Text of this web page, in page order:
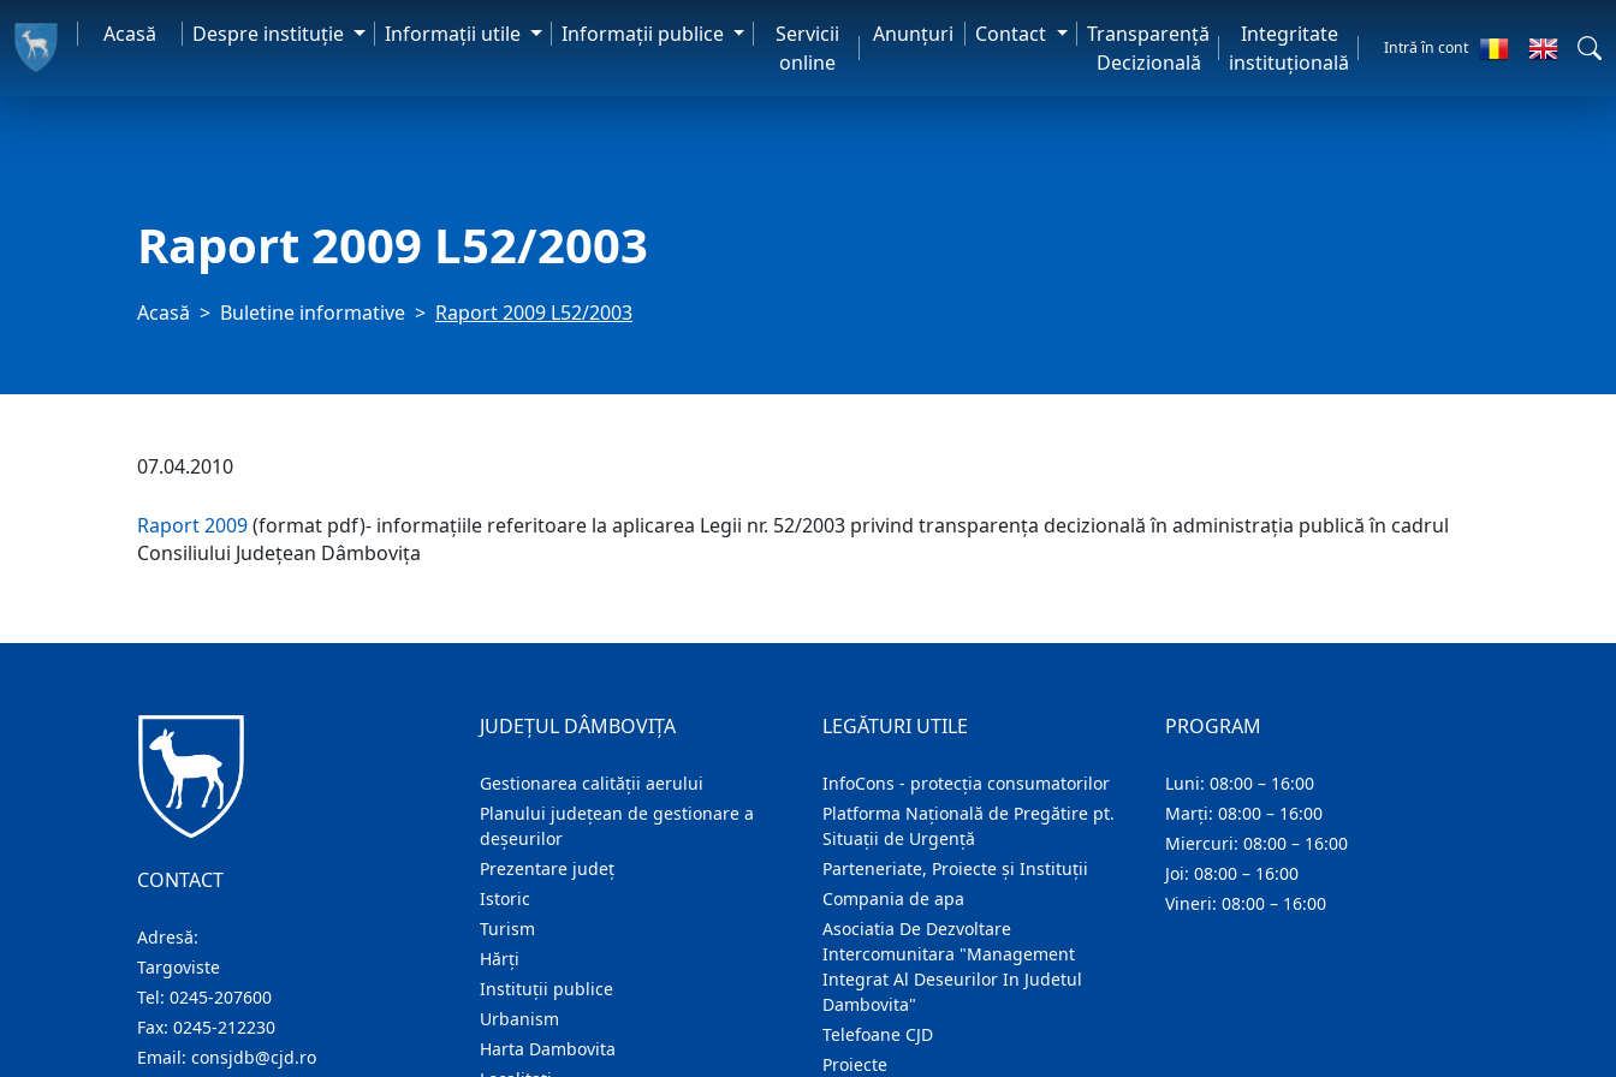
Acasă Despre instituţie Informaţii utile Informaţii publice
Servicii
online
Anunţuri Contact
Transparență
Decizională
Integritate
instituțională
Intră în cont
Raport 2009 L52/2003
Acasă Buletine informative Raport 2009 L52/2003
07.04.2010
Raport 2009(format pdf)- informaţiile referitoare la aplicarea Legii nr. 52/2003 privind transparenţa decizională în administraţia publică în cadrul
Consiliului Judeţean Dâmboviţa
CONTACT
Adresă:
Targoviste
Tel: 0245-207600
Fax: 0245-212230
Email: consjdb@cjd.ro
JUDEȚUL DÂMBOVIȚA
Gestionarea calității aerului
Planului județean de gestionare a
deșeurilor
Prezentare judeţ
Istoric
Turism
Hărţi
Instituţii publice
Urbanism
Harta Dambovita
LEGĂTURI UTILE
InfoCons - protecția consumatorilor
Platforma Națională de Pregătire pt.
Situații de Urgență
Parteneriate, Proiecte și Instituții
Compania de apa
Asociatia De Dezvoltare
Intercomunitara "Management
Integrat Al Deseurilor In Judetul
Dambovita"
Telefoane CJD
Proiecte
PROGRAM
Luni: 08:00 – 16:00
Marți: 08:00 – 16:00
Miercuri: 08:00 – 16:00
Joi: 08:00 – 16:00
Vineri: 08:00 – 16:00